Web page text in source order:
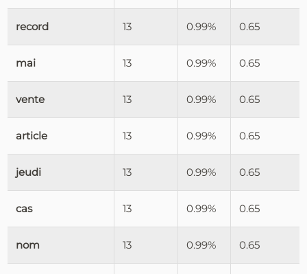
record 13 0.99% 0.65
mai 13 0.99% 0.65
vente 13 0.99% 0.65
article 13 0.99% 0.65
jeudi 13 0.99% 0.65
cas 13 0.99% 0.65
nom 13 0.99% 0.65